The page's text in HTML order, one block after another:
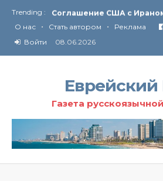
Trending :
Соглашение США с
Технология Революции в
О нас • Стать автором • Реклама
Войти
08.06.2026
Газета